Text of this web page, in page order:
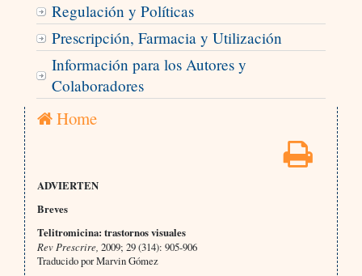
Regulación y Políticas
Prescripción, Farmacia y Utilización
Información para los Autores y
Colaboradores
Home
ADVIERTEN
Breves
Telitromicina: trastornos visuales
Rev Prescrire, 2009; 29 (314): 905-906
Traducido por Marvin Gómez